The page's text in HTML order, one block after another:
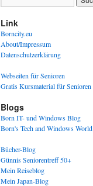
Link
Borncity.eu
About/Impressum
Datenschutzerklärung
Webseiten für Senioren
Gratis Kursmaterial für Senioren
Blogs
Born IT- und Windows Blog
Born's Tech and Windows World
Bücher-Blog
Günnis Seniorentreff 50+
Mein Reiseblog
Mein Japan-Blog